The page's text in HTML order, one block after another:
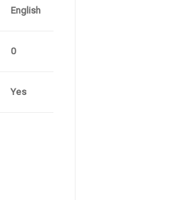
English
0
Yes